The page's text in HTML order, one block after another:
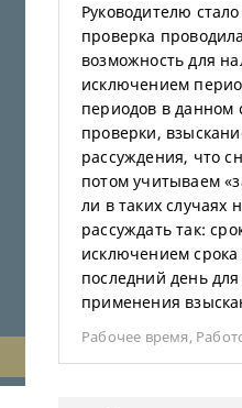
Руководителю
проверка
возможность для
исключением
периодов в данном
проверки,
рассуждения, что
потом учитываем
ли в таких
рассуждать так:
исключением
последний день
применения
Рабочее время,